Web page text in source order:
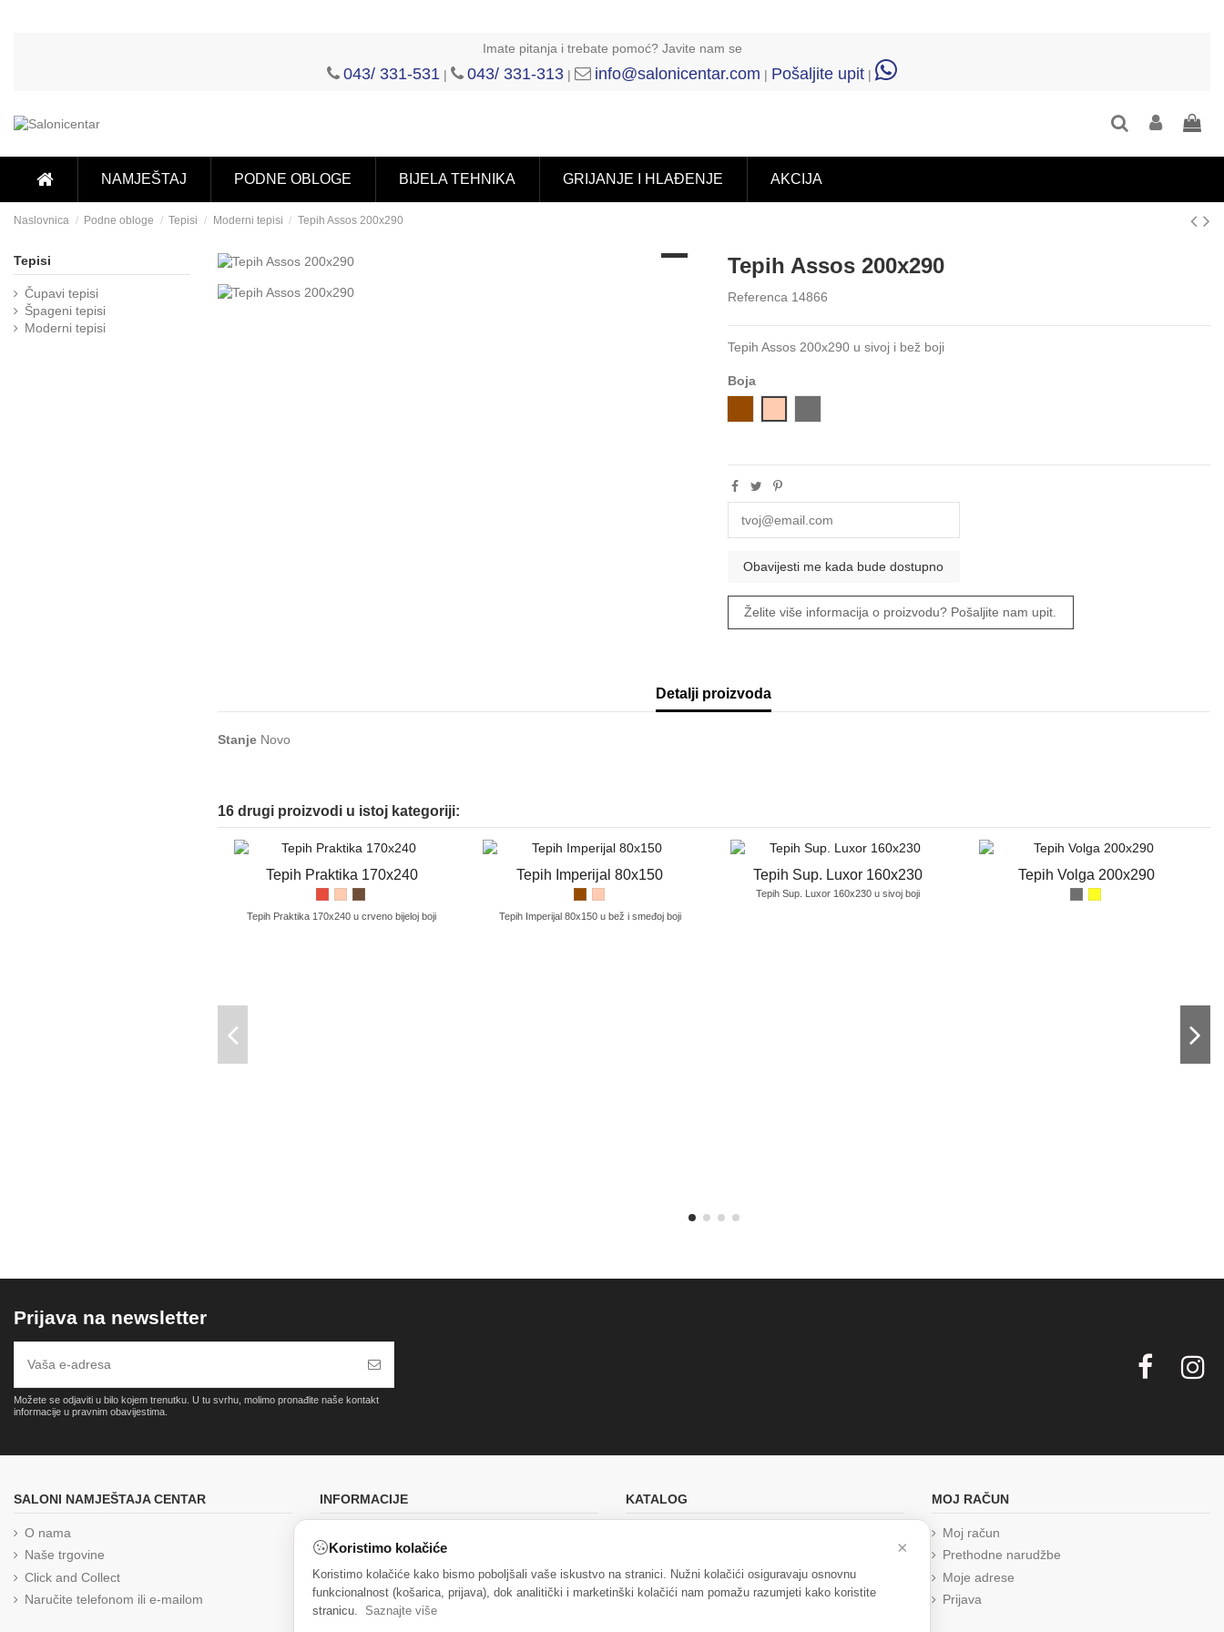
Imate pitanja i trebate pomoć? Javite nam se
043/ 331-531 | 043/ 331-313 | info@salonicentar.com | Pošaljite upit |
NAMJEŠTAJ PODNE OBLOGE BIJELA TEHNIKA GRIJANJE I HLAĐENJE AKCIJA
Naslovnica Podne obloge Tepisi Moderni tepisi Tepih Assos 200x290
Tepih Assos 200x290
Referenca 14866
Tepih Assos 200x290 u sivoj i bež boji
Boja
Želite više informacija o proizvodu? Pošaljite nam upit.
Detalji proizvoda
Stanje Novo
16 drugi proizvodi u istoj kategoriji:
Tepih Praktika 170x240
Tepih Praktika 170x240 u crveno bijeloj boji
Tepih Imperijal 80x150
Tepih Imperijal 80x150 u bež i smeđoj boji
Tepih Sup. Luxor 160x230
Tepih Sup. Luxor 160x230 u sivoj boji
Tepih Volga 200x290
Tepisi
Čupavi tepisi
Špageni tepisi
Moderni tepisi
Prijava na newsletter
Možete se odjaviti u bilo kojem trenutku. U tu svrhu, molimo pronađite naše kontakt
informacije u pravnim obavijestima.
Koristimo kolačiće ×
Koristimo kolačiće kako bismo poboljšali vaše iskustvo na stranici. Nužni kolačići osiguravaju osnovnu
funkcionalnost (košarica, prijava), dok analitički i marketinški kolačići nam pomažu razumjeti kako koristite
stranicu.
Saznajte više
SALONI NAMJEŠTAJA CENTAR
O nama
Naše trgovine
Click and Collect
Naručite telefonom ili e-mailom
INFORMACIJE
Uvjeti prodaje
Izjava o privatnosti
Reklamacija
KATALOG
Najprodavanije
MOJ RAČUN
Moj račun
Prethodne narudžbe
Moje adrese
Prijava